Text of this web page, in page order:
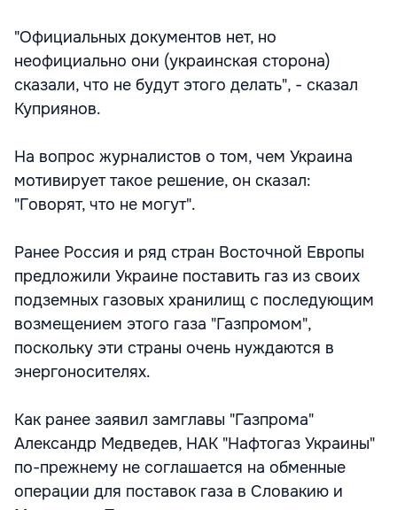
"Официальных документов нет, но
неофициально они (украинская сторона)
сказали, что не будут этого делать", - сказал
Куприянов.
На вопрос журналистов о том, чем Украина
мотивирует такое решение, он сказал:
"Говорят, что не могут".
Ранее Россия и ряд стран Восточной Европы
предложили Украине поставить газ из своих
подземных газовых хранилищ с последующим
возмещением этого газа "Газпромом",
поскольку эти страны очень нуждаются в
энергоносителях.
Как ранее заявил замглавы "Газпрома"
Александр Медведев, НАК "Нафтогаз Украины"
по-прежнему не соглашается на обменные
операции для поставок газа в Словакию и